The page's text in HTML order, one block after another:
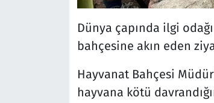
Dünya çapında ilgi
bahçesine akın eden
Hayvanat Bahçesi
hayvana kötü